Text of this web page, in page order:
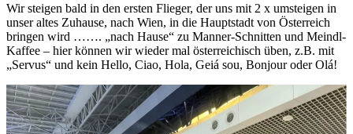
Wir steigen bald in den ersten Flieger, der uns mit 2 x umsteigen in
unser altes Zuhause, nach Wien, in die Hauptstadt von Österreich
bringen wird ……. „nach Hause“ zu Manner-Schnitten und Meindl-
Kaffee – hier können wir wieder mal österreichisch üben, z.B. mit
„Servus“ und kein Hello, Ciao, Hola, Geiá sou, Bonjour oder Olá!